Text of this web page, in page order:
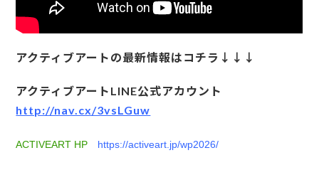
アクティブアートの最新情報はコチラ↓↓↓
アクティブアートLINE公式アカウント
http://nav.cx/3vsLGuw
ACTIVEART HP https://activeart.jp/wp2026/